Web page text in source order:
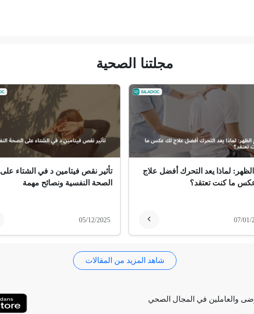
مجلتنا الصحية
الظهر: لماذا يعد التحرك أفضل علاج
ما كنت تعتقد؟
07/01/
تأثير نقص فيتامين د في الشتاء على
الصحة النفسية ونصائح مهمة
05/12/2025
شاهد المزيد من المقالات
والعاملين في المجال الصحي